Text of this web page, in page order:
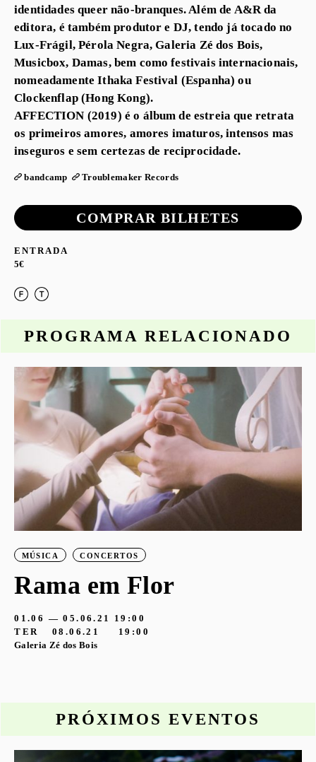
identidades queer não-branques. Além de A&R da
editora, é também produtor e DJ, tendo já tocado no
Lux-Frágil, Pérola Negra, Galeria Zé dos Bois,
Musicbox, Damas, bem como festivais internacionais,
nomeadamente Ithaka Festival (Espanha) ou
Clockenflap (Hong Kong).
AFFECTION (2019) é o álbum de estreia que retrata
os primeiros amores, amores imaturos, intensos mas
inseguros e sem certezas de reciprocidade.
bandcamp Troublemaker Records
COMPRAR BILHETES
ENTRADA
5€
PROGRAMA RELACIONADO
MÚSICA CONCERTOS
Rama em Flor
01.06 — 05.06.21 19:00
TER
08.06.21
19:00
Galeria Zé dos Bois
PRÓXIMOS EVENTOS